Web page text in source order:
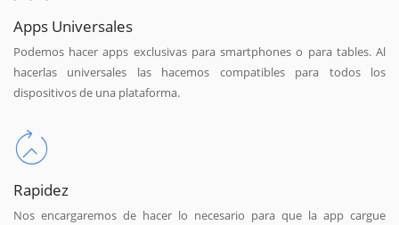
Apps Universales
Podemos hacer apps exclusivas para smartphones o para tables. Al
hacerlas universales las hacemos compatibles para todos los
dispositivos de una plataforma.
Rapidez
Nos encargaremos de hacer lo necesario para que la app cargue